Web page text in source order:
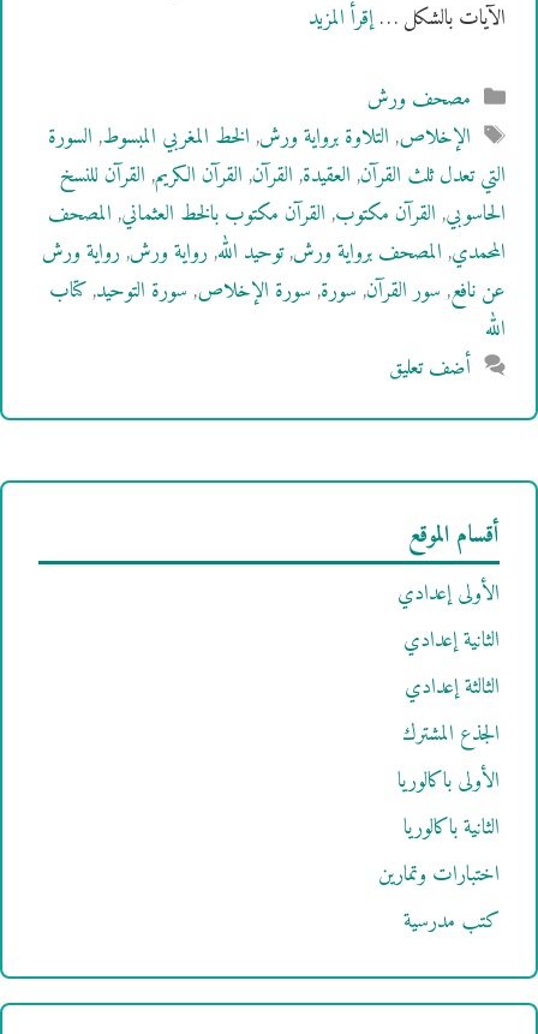
الآيات بالشكل …إقرأ المزيد
التصنيفات
مصحف ورش
الوسوم
الإخلاص,التلاوة برواية ورش,الخط المغربي المبسوط,السورة
التي تعدل ثلث القرآن,العقيدة,القرآن,القرآن الكريم,القرآن للنسخ
الحاسوبي,القرآن مكتوب,القرآن مكتوب بالخط العثماني,المصحف
المحمدي,المصحف برواية ورش,توحيد الله,رواية ورش,رواية ورش
عن نافع,سور القرآن,سورة,سورة الإخلاص,سورة التوحيد,كتاب
الله
أضف تعليق
أقسام الموقع
الأولى إعدادي
الثانية إعدادي
الثالثة إعدادي
الجذع المشترك
الأولى باكالوريا
الثانية باكالوريا
اختبارات وتمارين
كتب مدرسية